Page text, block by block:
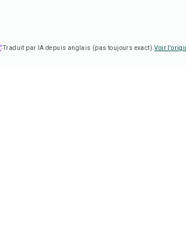
Traduit par IA depuis anglais (pas toujours exact).Voir